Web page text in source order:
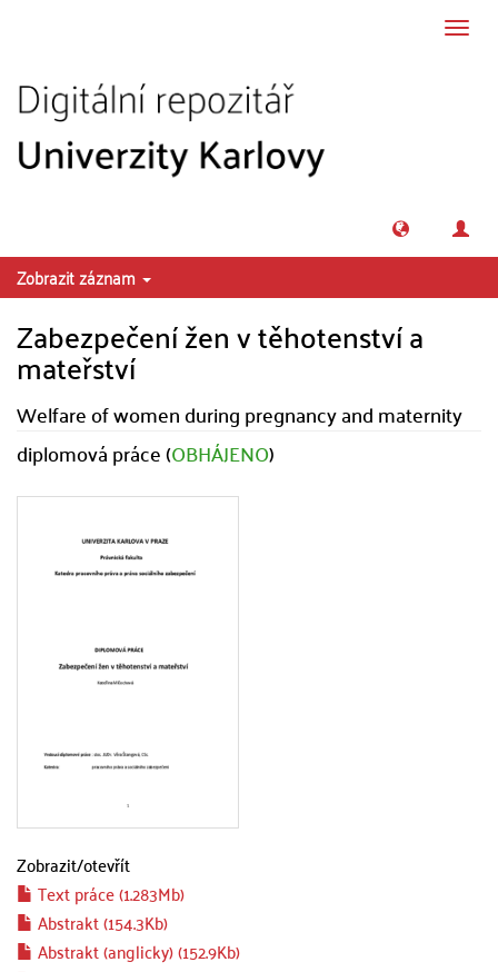
Zobrazit záznam
Zabezpečení žen v těhotenství a
mateřství
Welfare of women during pregnancy and maternity
diplomová práce (OBHÁJENO)
Zobrazit/otevřít
Text práce (1.283Mb)
Abstrakt (154.3Kb)
Abstrakt (anglicky) (152.9Kb)